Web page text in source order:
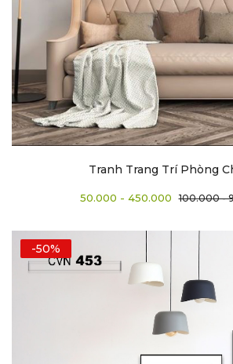
Tranh Trang Trí Phòng
50.000 - 450.000 100.000 -
-50%